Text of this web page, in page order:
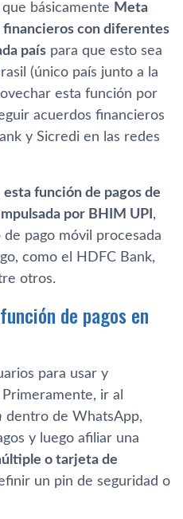
básicamente Meta
financieros con diferentes
país para que esto sea
(único país junto a la
esta función por
acuerdos financieros
y Sicredi en las redes
esta función de pagos de
por BHIM UPI ,
pago móvil procesada
como el HDFC Bank,
otros.
de pagos en
para usar y
ir al
dentro de WhatsApp,
y luego afiliar una
o tarjeta de
un pin de seguridad o